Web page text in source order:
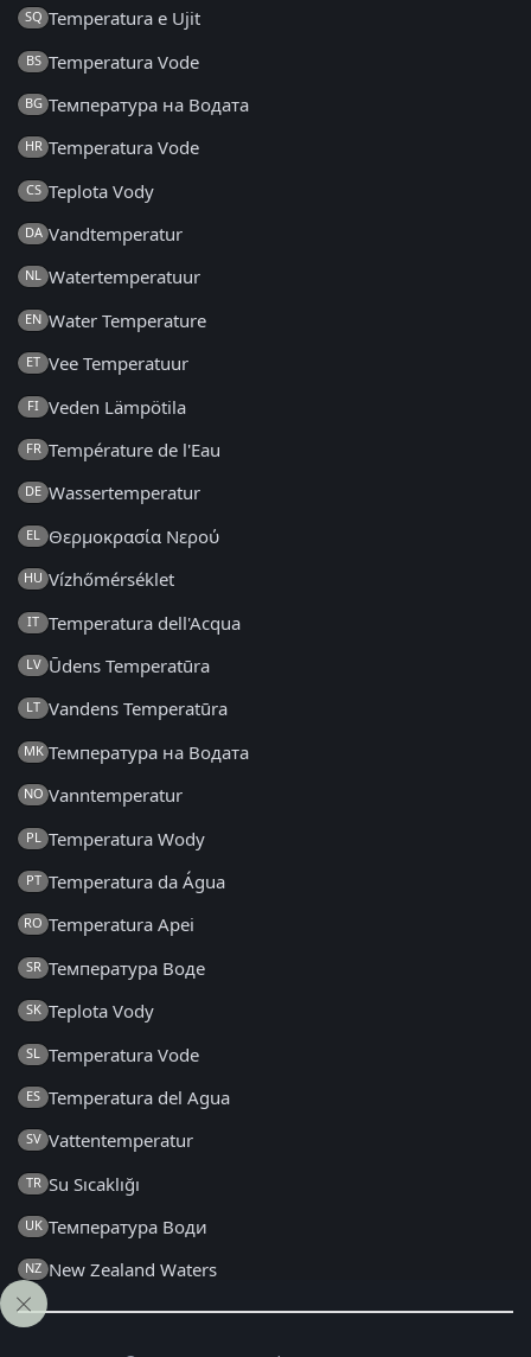
SQ Temperatura e Ujit
BS Temperatura Vode
BG Температура на Водата
HR Temperatura Vode
CS Teplota Vody
DA Vandtemperatur
NL Watertemperatuur
EN Water Temperature
ET Vee Temperatuur
FI Veden Lämpötila
FR Température de l'Eau
DE Wassertemperatur
EL Θερμοκρασία Νερού
HU Vízhőmérséklet
IT Temperatura dell'Acqua
LV Ūdens Temperatūra
LT Vandens Temperatūra
MK Температура на Водата
NO Vanntemperatur
PL Temperatura Wody
PT Temperatura da Água
RO Temperatura Apei
SR Температура Воде
SK Teplota Vody
SL Temperatura Vode
ES Temperatura del Agua
SV Vattentemperatur
TR Su Sıcaklığı
UK Температура Води
NZ New Zealand Waters